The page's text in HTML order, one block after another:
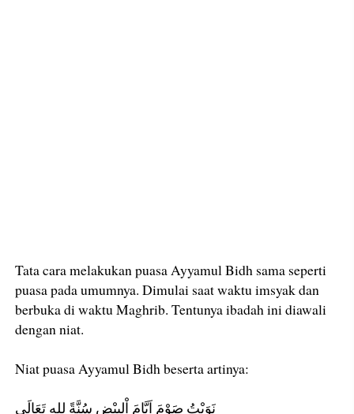
Tata cara melakukan puasa Ayyamul Bidh sama seperti
puasa pada umumnya. Dimulai saat waktu imsyak dan
berbuka di waktu Maghrib. Tentunya ibadah ini diawali
dengan niat.
Niat puasa Ayyamul Bidh beserta artinya:
نَوَيْتُ صَوْمَ اَيَّامَ اْلبِيْضِ سُنَّةً لِلهِ تَعَالَى